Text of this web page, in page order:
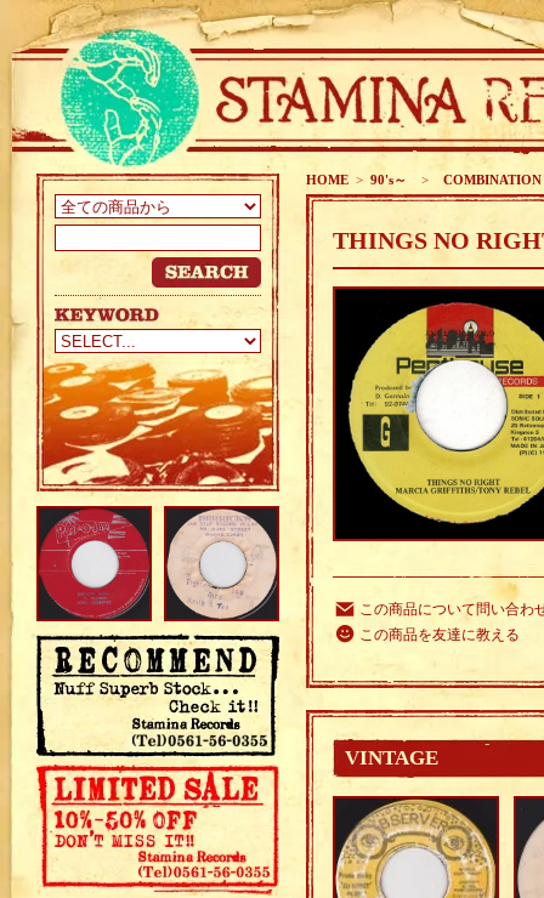
HOME > 90's～ > COMBINATION
THINGS NO
この商品について問い合わ
この商品を友達に教える
VINTAGE